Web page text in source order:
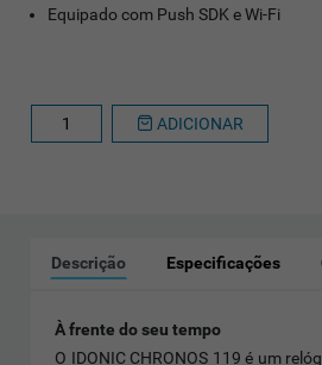
Equipado com Push SDK e Wi-Fi
ADICIONAR
Descrição Especificações
À frente do seu tempo
O IDONIC CHRONOS 119 é um